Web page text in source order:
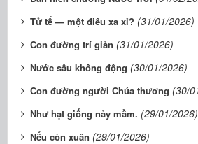
Tử tế — một điều xa xỉ? (31/01/2026)
Con đường trí giản (31/01/2026)
Nước sâu không động (30/01/2026)
Con đường người Chúa thương (30/
Như hạt giống nảy mầm. (29/01/2026)
Nếu còn xuân (29/01/2026)